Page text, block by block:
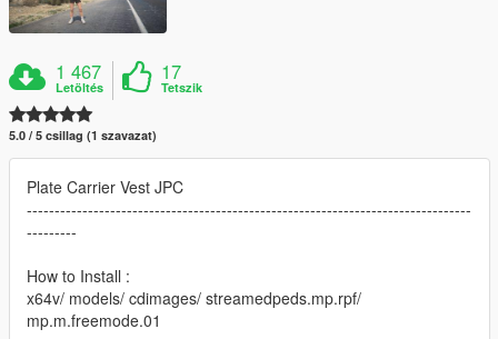
1 467
Letöltés
17
Tetszik
5.0 / 5 csillag (1 szavazat)
Plate Carrier Vest JPC
--------------------------------------------------------------------------------
---------
How to Install :
x64v/ models/ cdimages/ streamedpeds.mp.rpf/
mp.m.freemode.01